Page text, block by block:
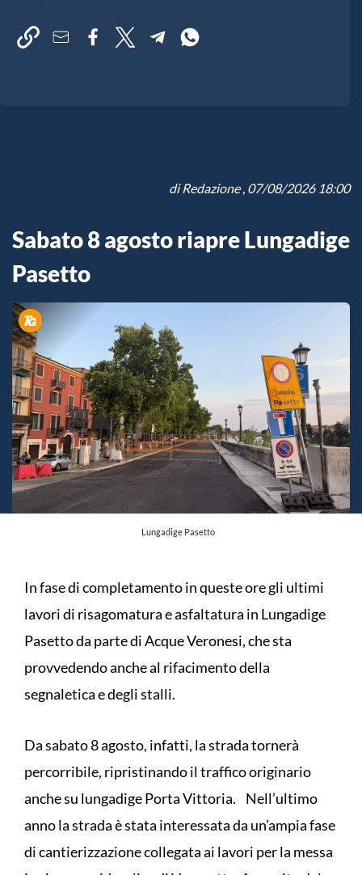
diRedazione, 07/08/2026 18:00
Sabato 8 agosto riapre Lungadige
Pasetto
Lungadige Pasetto
In fase di completamento in queste ore gli ultimi
lavori di risagomatura e asfaltatura in Lungadige
Pasetto da parte di Acque Veronesi, che sta
provvedendo anche al rifacimento della
segnaletica e degli stalli.
Da sabato 8 agosto, infatti, la strada tornerà
percorribile, ripristinando il traffico originario
anche su lungadige Porta Vittoria. Nell’ultimo
anno la strada è stata interessata da un’ampia fase
di cantierizzazione collegata ai lavori per la messa